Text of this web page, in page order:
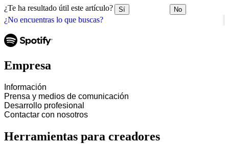
¿No encuentras lo que buscas?
¿Te ha resultado útil este artículo? Sí No
Empresa
Información
Prensa y medios de comunicación
Desarrollo profesional
Contactar con nosotros
Herramientas para creadores